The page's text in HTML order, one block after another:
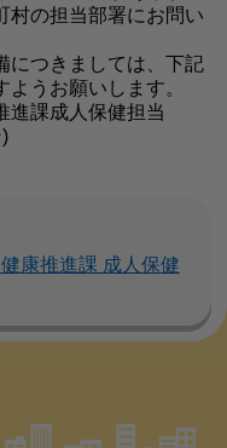
村の担当部署にお問い
につきましては、下記
うお願いします。
進課成人保健担当
康推進課 成人保健